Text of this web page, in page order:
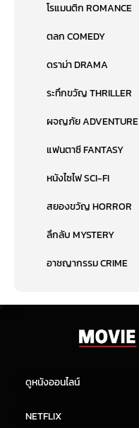
โรแมนติก ROMANCE
ตลก COMEDY
ดราม่า DRAMA
ระทึกขวัญ THRILLER
ผจญภัย ADVENTURE
แฟนตาซี FANTASY
หนังไซไฟ SCI-FI
สยองขวัญ HORROR
ลึกลับ MYSTERY
อาชญากรรม CRIME
ดูหนังออนไลน์
NETFLIX